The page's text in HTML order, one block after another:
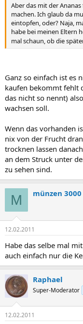
Aber das mit der
machen. Ich glaub da
eintopfen, oder? Naja,
habe bei meinen Eltern
mal schaun, ob die
Ganz so einfach ist es
kaufen bekommt fehlt
das nicht so nennt)
wachsen soll.
Wenn das vorhanden
nix von der Frucht
trocknen lassen
an dem Struck unter
zu sehen sind.
M münzen 3000
12.02.2011
Habe das selbe mal
auch einfach nur die
Raphael
Super-Moderator
12.02.2011